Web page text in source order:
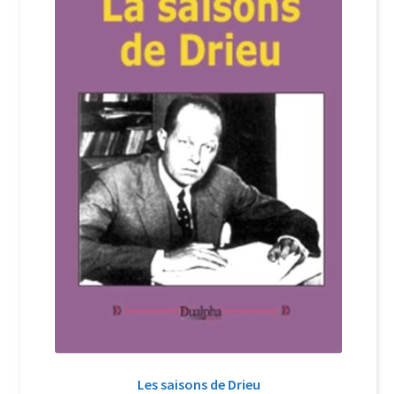
Login Customizer
Nous Contacter
Politique de confidentialité et cookies
Qui sommes-nous ?
Soutien à Philippe Randa
Suivi de la Commande
Les saisons de Drieu